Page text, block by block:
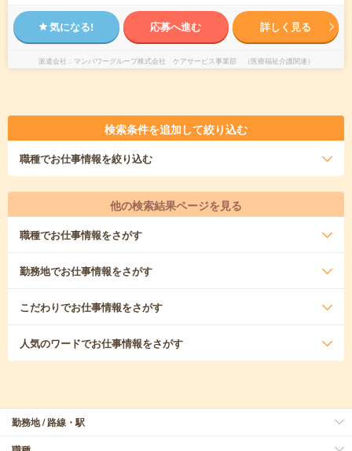
気になる! 応募へ進む 詳しく見る
派遣会社 マンパワーグループ株式会社 ケアサービス事業部 （医療福祉介護関連）
検索条件を追加して絞り込む
職種でお仕事情報を絞り込む
他の検索結果ページを見る
職種でお仕事情報をさがす
勤務地でお仕事情報をさがす
こだわりでお仕事情報をさがす
人気のワードでお仕事情報をさがす
勤務地 / 路線・駅